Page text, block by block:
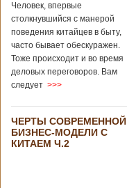
квадратных
километров.
Сообщается, что
рудник состоит из
функциональных
Подробнее...
Опубликовано
для туристов
вещи в Китае
Традиции и
образ жизни
жителей Китая
Человек, впервые
столкнувшийся с манерой
поведения китайцев в быту,
часто бывает обескуражен.
Тоже происходит и во время
деловых переговоров. Вам
следует >>>
ЧЕРТЫ СОВРЕМЕННОЙ
БИЗНЕС-МОДЕЛИ С
КИТАЕМ Ч.2